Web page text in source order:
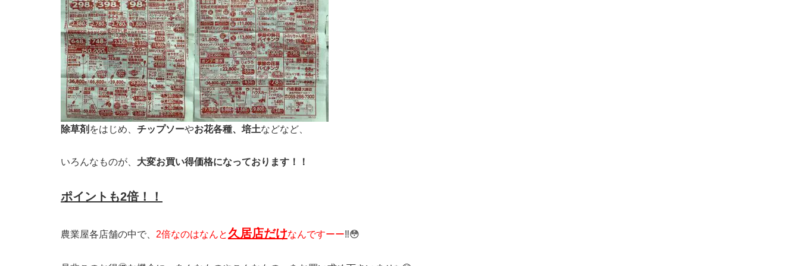
除草剤 をはじめ、 チップソーやお花各種、培土などなど、
いろんなものが、 大変お買い得価格になっております！！
ポイントも2倍！！
農業屋各店舗の中で、 2倍なのはなんと 久居店だけなんですーー‼️😳